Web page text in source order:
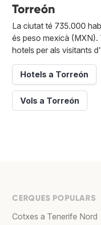
Torreón
La ciutat té 735.000
és peso mexicà
hotels per als visitants
Hotels a Torreón
Vols a Torreón
CERQUES POPULARS
Cotxes a Tenerife Nord